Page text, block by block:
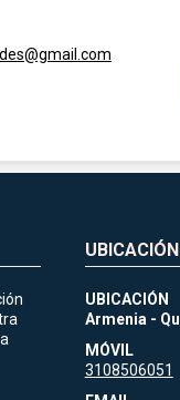
UBICACIÓN
Armenia -
MÓVIL
3108506051